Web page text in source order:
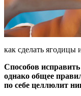
как сделать ягодицы
Способов
однако общее
по себе целлюлит